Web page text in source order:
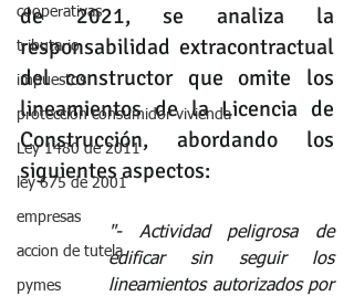
cooperativas
tributario
impuestos
protección consumidor vivienda
Ley 1480 de 2011
ley 675 de 2001
empresas
accion de tutela
pymes
de 2021, se analiza la
responsabilidad extracontractual
del constructor que omite los
lineamientos de la Licencia de
Construcción, abordando los
siguientes aspectos:
️"- Actividad peligrosa de
edificar sin seguir los
lineamientos autorizados por